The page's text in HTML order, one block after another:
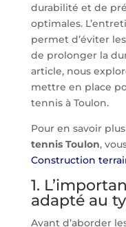
durabilité et de
optimales.
permet d’éviter
de prolonger la
article, nous
mettre en place
tennis à Toulon.
Pour en savoir
tennis Toulon,
Construction
1.
adapté au
Avant d’aborder